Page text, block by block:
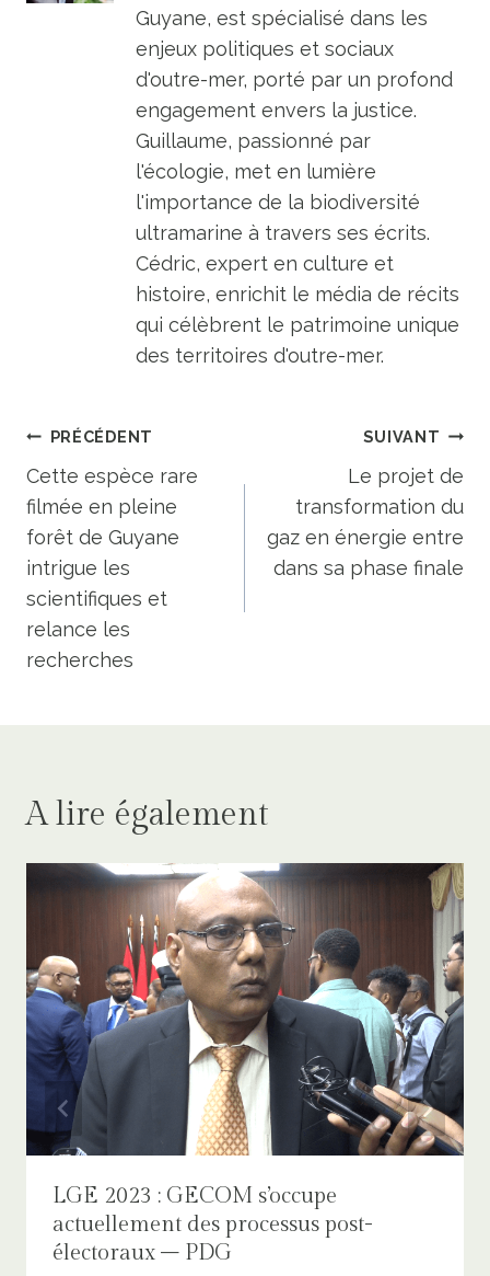
Guyane, est spécialisé dans les
enjeux politiques et sociaux
d'outre-mer, porté par un profond
engagement envers la justice.
Guillaume, passionné par
l'écologie, met en lumière
l'importance de la biodiversité
ultramarine à travers ses écrits.
Cédric, expert en culture et
histoire, enrichit le média de récits
qui célèbrent le patrimoine unique
des territoires d'outre-mer.
Navigation
de
l’article
PRÉCÉDENT
Cette espèce rare
filmée en pleine
forêt de Guyane
intrigue les
scientifiques et
relance les
recherches
SUIVANT
Le projet de
transformation du
gaz en énergie entre
dans sa phase finale
A lire également
LGE 2023 : GECOM s’occupe
actuellement des processus post-
électoraux – PDG